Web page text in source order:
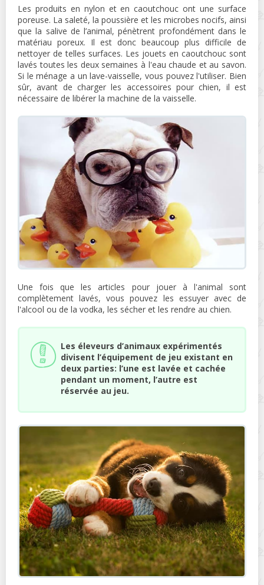
Les produits en nylon et en caoutchouc ont une surface
poreuse. La saleté, la poussière et les microbes nocifs, ainsi
que la salive de l’animal, pénètrent profondément dans le
matériau poreux. Il est donc beaucoup plus difficile de
nettoyer de telles surfaces. Les jouets en caoutchouc sont
lavés toutes les deux semaines à l'eau chaude et au savon.
Si le ménage a un lave-vaisselle, vous pouvez l'utiliser. Bien
sûr, avant de charger les accessoires pour chien, il est
nécessaire de libérer la machine de la vaisselle.
Une fois que les articles pour jouer à l'animal sont
complètement lavés, vous pouvez les essuyer avec de
l'alcool ou de la vodka, les sécher et les rendre au chien.
Les éleveurs d’animaux expérimentés
divisent l’équipement de jeu existant en
deux parties: l’une est lavée et cachée
pendant un moment, l’autre est
réservée au jeu.